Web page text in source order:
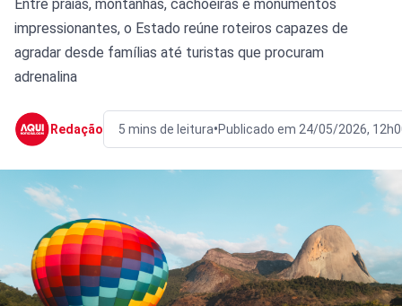
Entre praias, montanhas, cachoeiras e monumentos
impressionantes, o Estado reúne roteiros capazes de
agradar desde famílias até turistas que procuram
adrenalina
Redação 5 mins de leitura•Publicado em 24/05/2026,